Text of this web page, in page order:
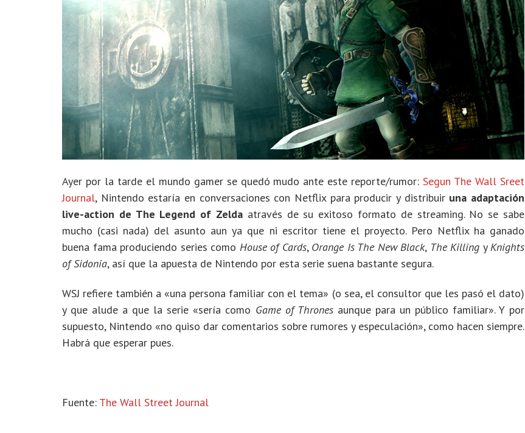
Ayer por la tarde el mundo gamer se quedó mudo ante este reporte/rumor: Segun The Wall Sreet
Journal, Nintendo estaría en conversaciones con Netflix para producir y distribuir una adaptación
live-action de The Legend of Zelda através de su exitoso formato de streaming. No se sabe
mucho (casi nada) del asunto aun ya que ni escritor tiene el proyecto. Pero Netflix ha ganado
buena fama produciendo series como House of Cards, Orange Is The New Black, The Killing yKnights
of Sidonia, así que la apuesta de Nintendo por esta serie suena bastante segura.
WSJ refiere también a «una persona familiar con el tema» (o sea, el consultor que les pasó el dato)
y que alude a que la serie «sería como Game of Thronesaunque para un público familiar». Y por
supuesto, Nintendo «no quiso dar comentarios sobre rumores y especulación», como hacen siempre.
Habrá que esperar pues.
Fuente: The Wall Street Journal